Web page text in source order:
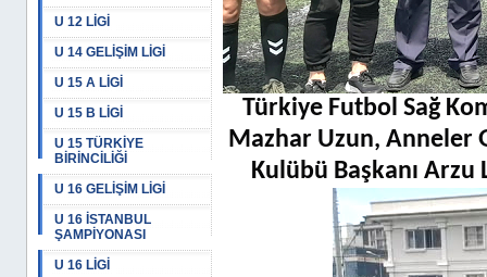
U 12 LİGİ
U 14 GELİŞİM LİGİ
U 15 A LİGİ
U 15 B LİGİ
U 15 TÜRKİYE
BİRİNCİLİĞİ
U 16 GELİŞİM LİGİ
U 16 İSTANBUL
ŞAMPİYONASI
U 16 LİGİ
Türkiye Futbol Sağ
Mazhar Uzun, Anneler
Kulübü Başkanı